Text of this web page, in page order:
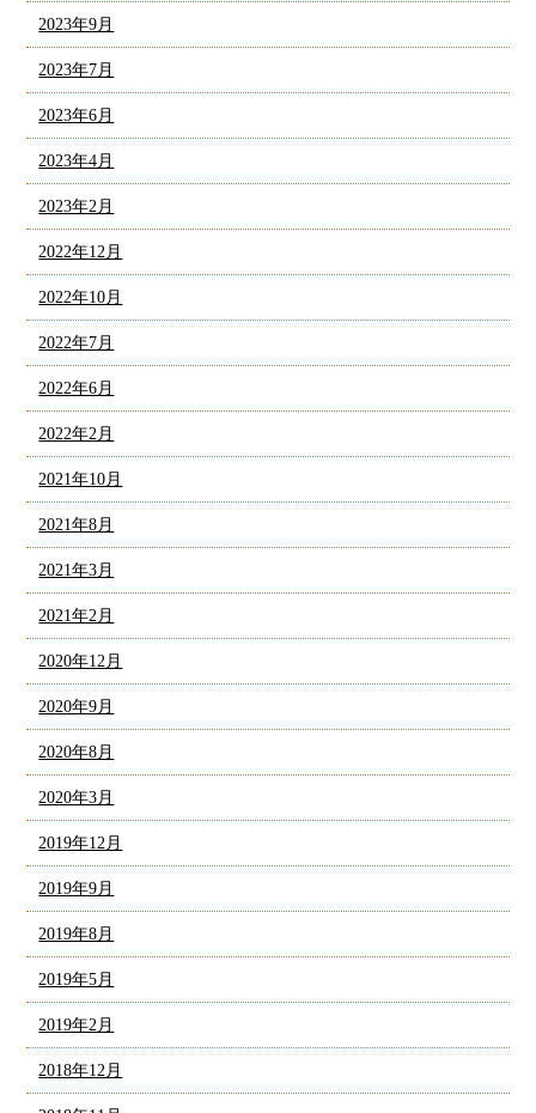
2023年9月
2023年7月
2023年6月
2023年4月
2023年2月
2022年12月
2022年10月
2022年7月
2022年6月
2022年2月
2021年10月
2021年8月
2021年3月
2021年2月
2020年12月
2020年9月
2020年8月
2020年3月
2019年12月
2019年9月
2019年8月
2019年5月
2019年2月
2018年12月